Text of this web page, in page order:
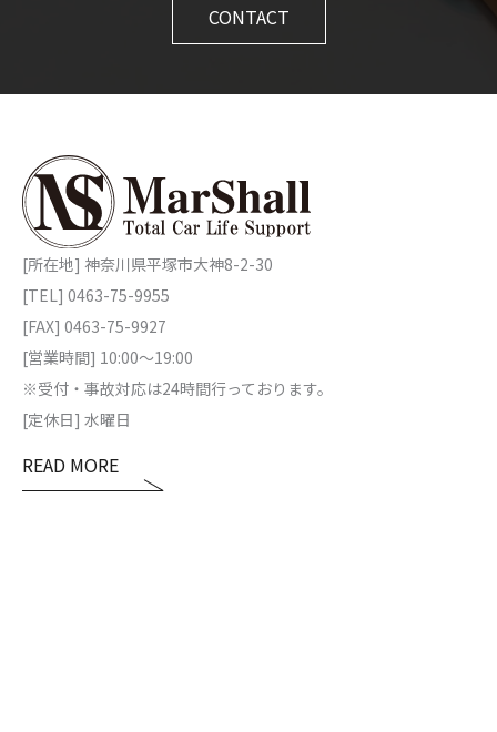
CONTACT
[所在地] 神奈川県平塚市大神8-2-30
[TEL] 0463-75-9955
[FAX] 0463-75-9927
[営業時間] 10:00～19:00
※受付・事故対応は24時間行っております。
[定休日] 水曜日
READ MORE